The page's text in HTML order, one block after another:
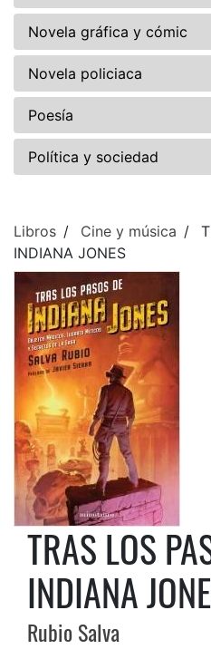
Novela gráfica y cómic
Novela policiaca
Poesía
Política y sociedad
Libros Cine y música
INDIANA JONES
TRAS LOS
INDIANA
Rubio Salva